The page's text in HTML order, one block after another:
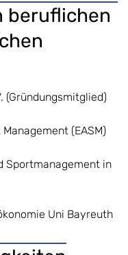
beruflichen
(Gründungsmitglied)
(EASM)
Sportmanagement in
Uni Bayreuth